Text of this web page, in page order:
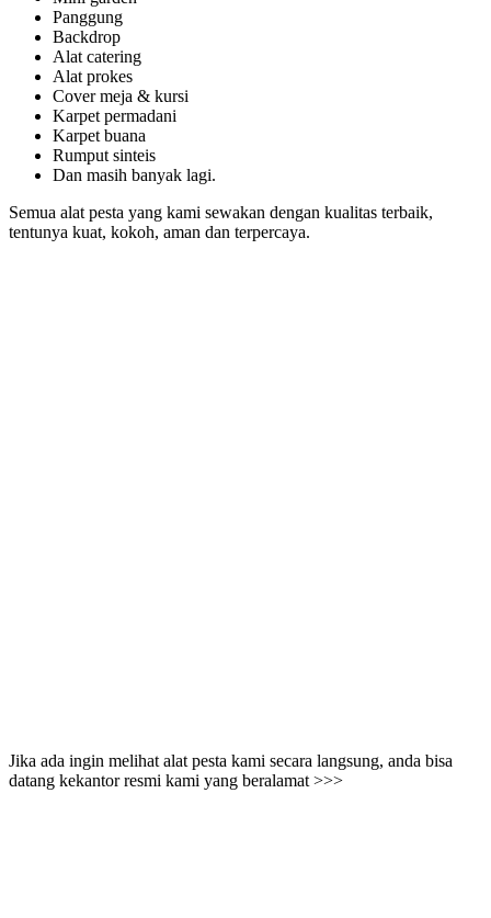
Panggung
Backdrop
Alat catering
Alat prokes
Cover meja & kursi
Karpet permadani
Karpet buana
Rumput sinteis
Dan masih banyak lagi.
Semua alat pesta yang kami sewakan dengan kualitas terbaik,
tentunya kuat, kokoh, aman dan terpercaya.
Jika ada ingin melihat alat pesta kami secara langsung, anda bisa
datang kekantor resmi kami yang beralamat >>>